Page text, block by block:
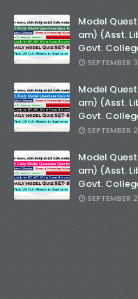
Model
am) (Asst.
Govt.
SEPTEMBER
Model
am) (Asst.
Govt.
SEPTEMBER
Model
am) (Asst.
Govt.
SEPTEMBER